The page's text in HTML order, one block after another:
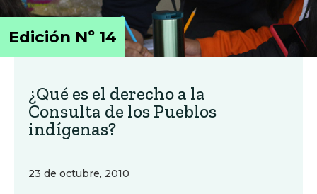
Edición Nº 14
¿Qué es el derecho a la
Consulta de los Pueblos
indígenas?
23 de octubre, 2010